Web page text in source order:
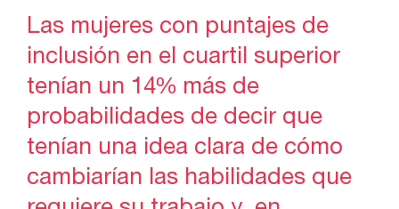
Las mujeres con puntajes de
inclusión en el cuartil superior
tenían un 14% más de
probabilidades de decir que
tenían una idea clara de cómo
cambiarían las habilidades que